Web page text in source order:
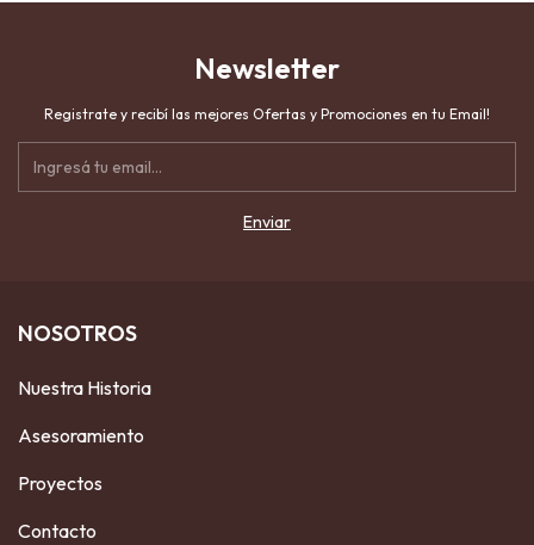
Newsletter
Registrate y recibí las mejores Ofertas y Promociones en tu Email!
NOSOTROS
Nuestra Historia
Asesoramiento
Proyectos
Contacto